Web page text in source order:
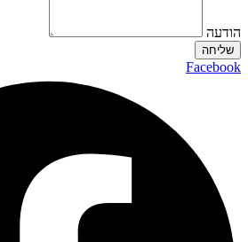
הודעה
שליחה
Facebook